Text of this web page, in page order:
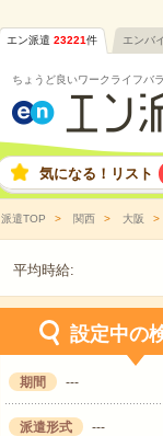
エン派遣 23221件 エンバ
ちょうど良いワークライフバ
気になる！リスト
派遣TOP 関西 大阪
平均時給:
設定中の
期間 ---
派遣形式 ---